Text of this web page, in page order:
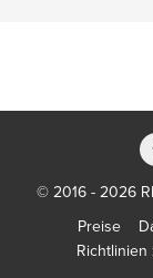
© 2016 - 2026
Preise
Richtlinien